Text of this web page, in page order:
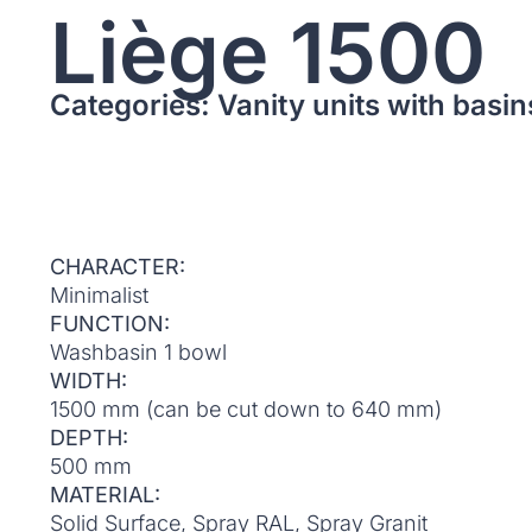
Liège 1500
Categories: Vanity units with
CHARACTER:
Minimalist
FUNCTION:
Washbasin 1 bowl
WIDTH:
1500 mm (can be cut down to 640 mm)
DEPTH:
500 mm
MATERIAL:
Solid Surface, Spray RAL, Spray Granit